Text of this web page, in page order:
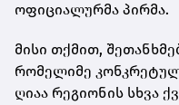
ოფიციალურმა პირმა.
მისი თქმით,
რომელიმე
ღიაა რეგიონის სხვა